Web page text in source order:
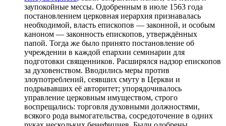
заупокойные мессы. Одобренным в июле 1563 года
постановлением церковная иерархия признавалась
необходимой, власть епископов — законной, и особым
каноном — законность епископов, утверждённых
папой. Тогда же было принято постановление об
учреждении в каждой епархии семинарии для
подготовки священников. Расширялся надзор епископов
за духовенством. Вводились меры против
злоупотреблений, сеявших смуту в Церкви и
подрывавших её авторитет; упорядочивалось
управление церковным имуществом, строго
воспрещались: торговля духовными должностями,
всякого рода вымогательства, сосредоточение в одних